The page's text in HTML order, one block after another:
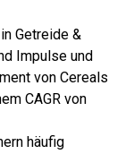
Getreide &
Impulse und
von Cereals
CAGR von
häufig